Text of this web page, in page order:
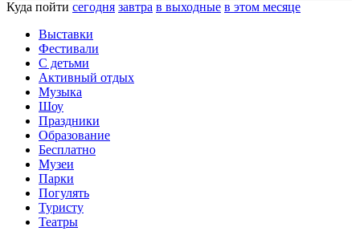
Куда пойти сегодня завтра в выходные в этом месяце
Выставки
Фестивали
С детьми
Активный отдых
Музыка
Шоу
Праздники
Образование
Бесплатно
Музеи
Парки
Погулять
Туристу
Театры